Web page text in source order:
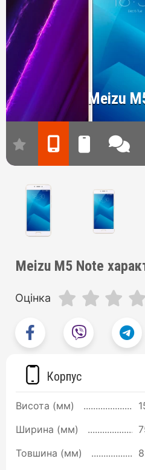
Meizu
Meizu M5 Note
Оцінка
Корпус
Висота (мм)
Ширина (мм)
Товшина (мм)